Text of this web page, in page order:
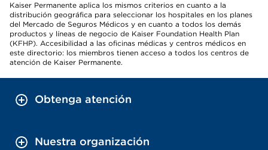
Kaiser Permanente aplica los mismos criterios en cuanto a la
distribución geográfica para seleccionar los hospitales en los planes
del Mercado de Seguros Médicos y en cuanto a todos los demás
productos y líneas de negocio de Kaiser Foundation Health Plan
(KFHP). Accesibilidad a las oficinas médicas y centros médicos en
este directorio: los miembros tienen acceso a todos los centros de
atención de Kaiser Permanente.
Obtenga atención
Nuestra organización